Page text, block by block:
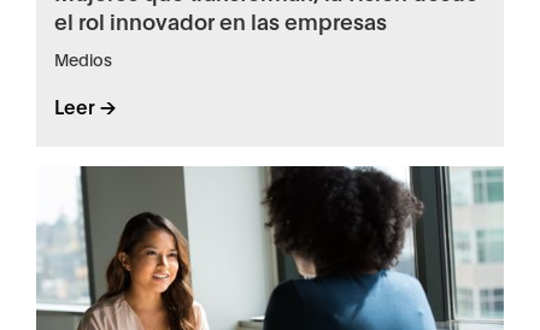
el rol innovador en las empresas
Medios
Leer ->